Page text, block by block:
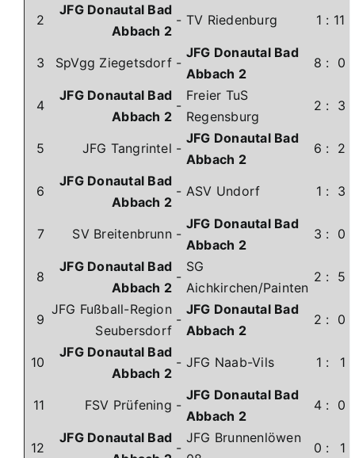
2
JFG Donautal Bad
Abbach 2
- TV Riedenburg 1 : 11
3 SpVgg Ziegetsdorf-
JFG Donautal Bad
Abbach 2
8 : 0
4
JFG Donautal Bad
Abbach 2
-
Freier TuS
Regensburg
2 : 3
5 JFG Tangrintel -
JFG Donautal Bad
Abbach 2
6 : 2
6
JFG Donautal Bad
Abbach 2
- ASV Undorf 1 : 3
7 SV Breitenbrunn-
JFG Donautal Bad
Abbach 2
3 : 0
8
JFG Donautal Bad
Abbach 2
-
SG
Aichkirchen/Painten
2 : 5
9
JFG Fußball-Region
Seubersdorf
-
JFG Donautal Bad
Abbach 2
2 : 0
10
JFG Donautal Bad
Abbach 2
- JFG Naab-Vils 1 : 1
11 FSV Prüfening -
JFG Donautal Bad
Abbach 2
4: 0
12
JFG Donautal Bad
-
JFG Brunnenlöwen
0 : 1